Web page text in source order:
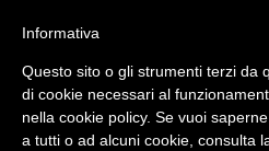
Informativa
Questo sito o gli strumenti terzi da
di cookie necessari al
nella cookie policy. Se vuoi
a tutti o ad alcuni cookie, consulta